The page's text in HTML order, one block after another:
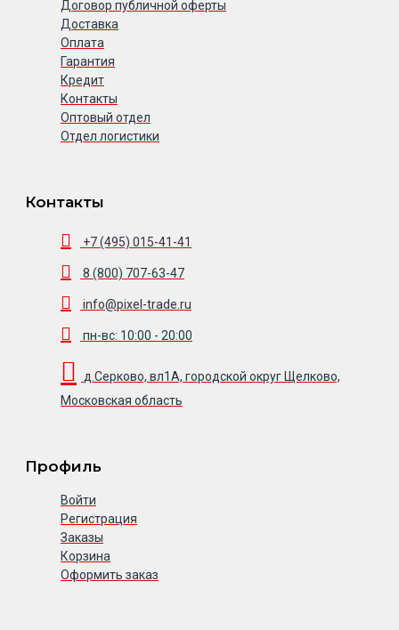
Договор публичной оферты
Доставка
Оплата
Гарантия
Кредит
Контакты
Оптовый отдел
Отдел логистики
Контакты
+7 (495) 015-41-41
8 (800) 707-63-47
info@pixel-trade.ru
пн-вс: 10:00 - 20:00
д.Серково, вл1А, городской округ Щелково,
Московская область
Профиль
Войти
Регистрация
Заказы
Корзина
Оформить заказ